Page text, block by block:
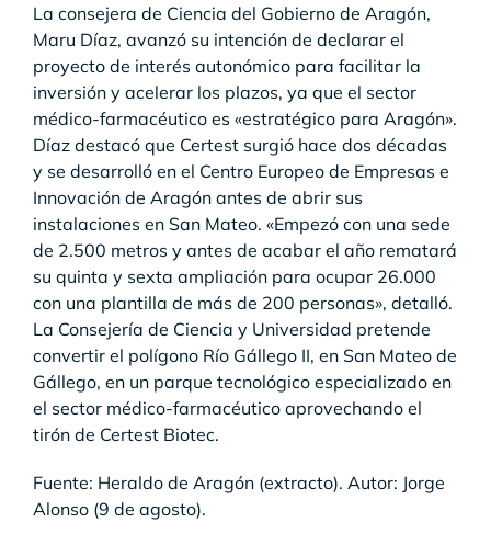
La consejera de Ciencia del Gobierno de Aragón,
Maru Díaz, avanzó su intención de declarar el
proyecto de interés autonómico para facilitar la
inversión y acelerar los plazos, ya que el sector
médico-farmacéutico es «estratégico para Aragón».
Díaz destacó que Certest surgió hace dos décadas
y se desarrolló en el Centro Europeo de Empresas e
Innovación de Aragón antes de abrir sus
instalaciones en San Mateo. «Empezó con una sede
de 2.500 metros y antes de acabar el año rematará
su quinta y sexta ampliación para ocupar 26.000
con una plantilla de más de 200 personas», detalló.
La Consejería de Ciencia y Universidad pretende
convertir el polígono Río Gállego II, en San Mateo de
Gállego, en un parque tecnológico especializado en
el sector médico-farmacéutico aprovechando el
tirón de Certest Biotec.
Fuente: Heraldo de Aragón (extracto). Autor: Jorge
Alonso (9 de agosto).